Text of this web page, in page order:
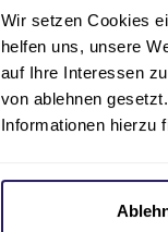
Wir setzen Cookies
helfen uns, unsere
auf Ihre Interessen
von ablehnen
Informationen hierzu